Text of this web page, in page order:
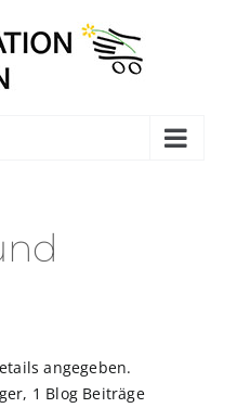
angegeben.
1 Blog Beiträge